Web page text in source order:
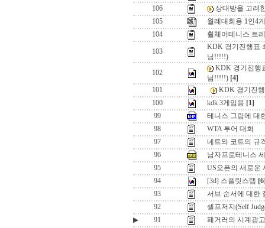
106
상대방을 고려
105
월례대회용 1인4
104
휠체어테니스 트
103
KDK 경기진행표
님!!!!!)
102
KDK 경기진행
님!!!!!) [4]
101
KDK 경기진
100
kdk 3게임용 [1]
99
테니스 그립에 대
98
WTA 투어 대회
97
네트와 코트의 규
96
남자프로테니스
95
US오픈의 새로운
94
[3d] 스플릿스텝
93
서브 순서에 대한
92
셀프저지(Self
▶
91
페거러의 시계광